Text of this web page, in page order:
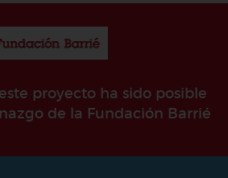
proyecto ha sido posible
de la Fundación Barrié